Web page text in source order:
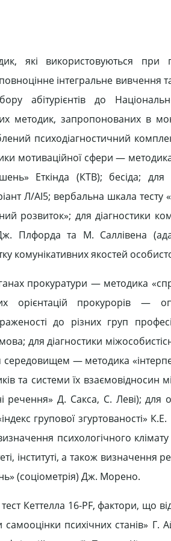
які використовуються при
інтегральне вивчення
абітурієнтів до
методик, запропонованих в
психодіагностичний
мотиваційної сфери —
Еткінда (КТВ); бесіда; для
Л/АІ5; вербальна шкала тесту
розвиток»; для діагностики
Плфорда та М. Саллівена
комунікативних якостей
прокуратури — методика
орієнтацій прокурорів —
до різних груп
для діагностики
середовищем — методика
та системи їх взаємовідносин
Д. Сакса, С. Леві); для
групової згуртованості»
психологічного
інституті, а також визначення
(соціометрія) Дж. Морено.
Кеттелла 16-PF, фактори, що
психічних станів» Г.